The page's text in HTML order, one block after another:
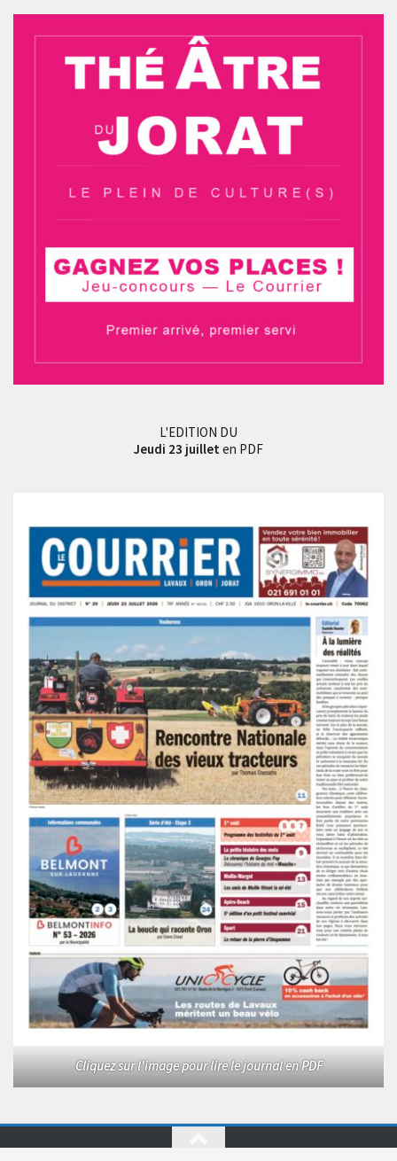
L'EDITION DU
Jeudi 23 juillet en PDF
Cliquez sur l'image pour lire le journal en PDF